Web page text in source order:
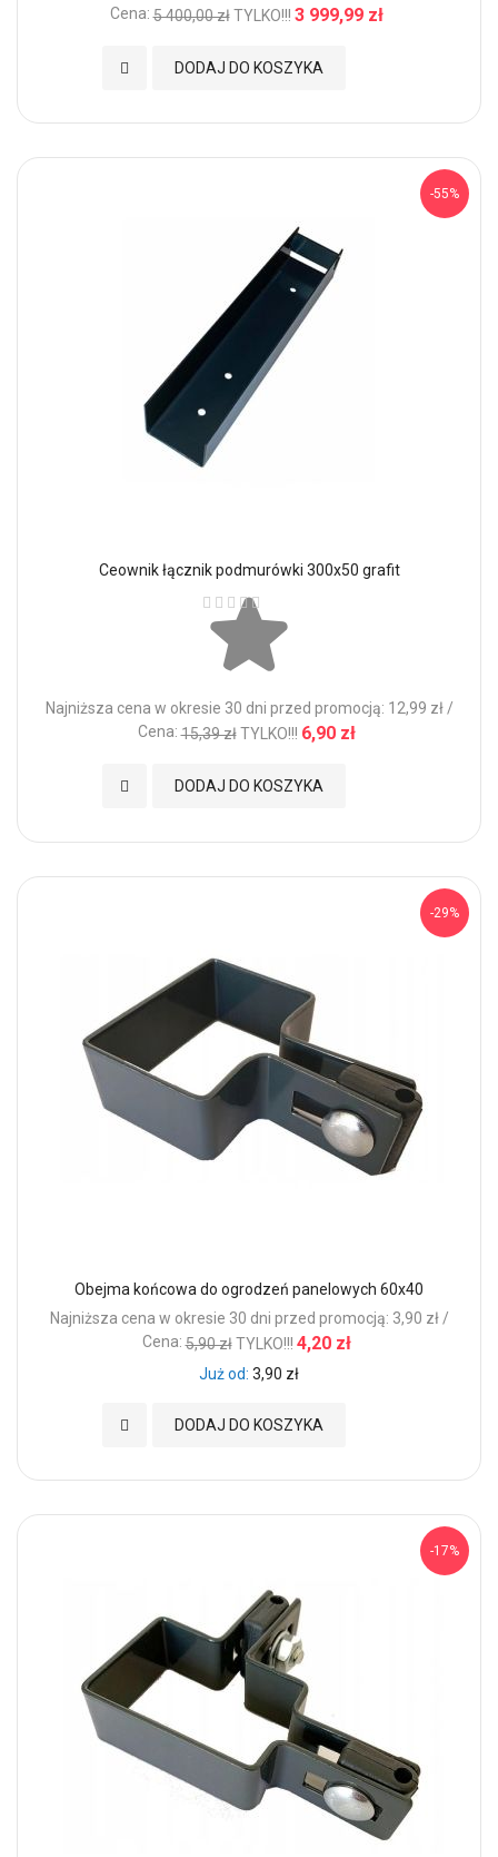
Cena: 5 400,00 zł TYLKO!!! 3 999,99 zł
DODAJ DO KOSZYKA
Dodaj do Ulubionych
-55%
Ceownik łącznik podmurówki 300x50 grafit
Ocena:
Najniższa cena w okresie 30 dni przed promocją: 12,99 zł /
Cena: 15,39 zł TYLKO!!! 6,90 zł
DODAJ DO KOSZYKA
Dodaj do Ulubionych
-29%
Obejma końcowa do ogrodzeń panelowych 60x40
Najniższa cena w okresie 30 dni przed promocją: 3,90 zł /
Cena: 5,90 zł TYLKO!!! 4,20 zł
Już od 3,90 zł
DODAJ DO KOSZYKA
Dodaj do Ulubionych
-17%